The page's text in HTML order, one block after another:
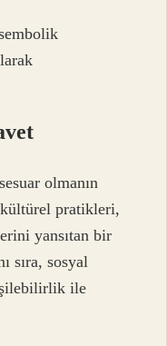
olmanın
pratikleri,
yansıtan bir
sıra, sosyal
ile